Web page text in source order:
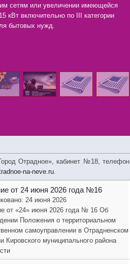
сетям или увеличении имеющейся
кВт включительно по III категории
бытовых нужд.
Отрадное», кабинет №18, телефон
na-neve.ru.
от 24 июня 2026 года №16
24 июня 2026
от «24» июня 2026 года № 16 Об
Положения о территориальном
самоуправлении в Отрадненском
Кировского муниципального района